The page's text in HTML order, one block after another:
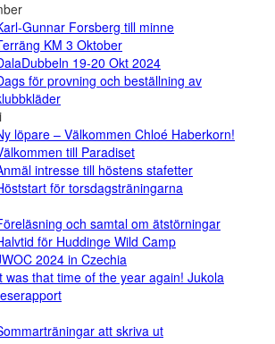
Gunnar Forsberg till minne
KM 3 Oktober
19-20 Okt 2024
för provning och beställning av
löpare – Välkommen Chloé Haberkorn!
till Paradiset
intresse till höstens stafetter
för torsdagsträningarna
och samtal om ätstörningar
för Huddinge Wild Camp
2024 in Czechia
was that time of the year again! Jukola
att skriva ut